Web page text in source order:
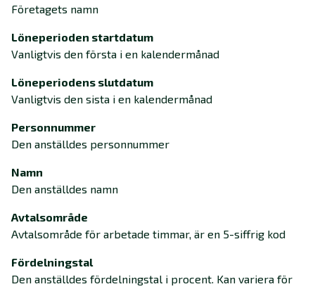
Företagets namn
Löneperioden startdatum
Vanligtvis den första i en kalendermånad
Löneperiodens slutdatum
Vanligtvis den sista i en kalendermånad
Personnummer
Den anställdes personnummer
Namn
Den anställdes namn
Avtalsområde
Avtalsområde för arbetade timmar, är en 5-siffrig kod
Fördelningstal
Den anställdes fördelningstal i procent. Kan variera för